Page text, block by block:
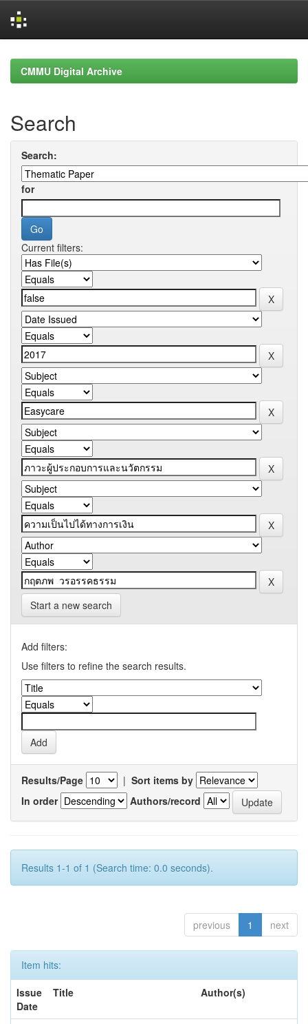
navigationCMMU Digital Archive
Search
Search:
for
Current filters:
Start a new search
Add filters:
Use filters to refine the search results.
Results/Page | Sort items by
In order
Authors/record
Results 1-1 of 1 (Search time: 0.0 seconds).
previous 1 next
Item hits:
Issue
Date
Title Author(s)